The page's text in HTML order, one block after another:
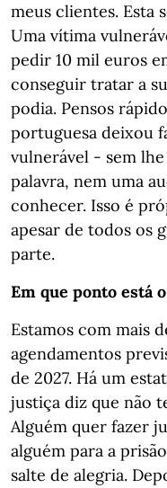
meus clientes. Esta
Uma vítima
pedir 10 mil euros
conseguir tratar a
podia. Pensos
portuguesa deixou
vulnerável - sem
palavra, nem uma
conhecer. Isso é
apesar de todos os
parte.
Em que ponto está
Estamos com mais
agendamentos
de 2027. Há um
justiça diz que não
Alguém quer fazer
alguém para a
salte de alegria.